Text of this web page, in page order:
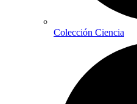
Colección Ciencia